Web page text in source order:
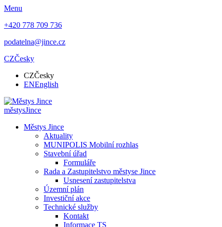
Menu
+420 778 709 736
podatelna@jince.cz
CZČesky
CZČesky
ENEnglish
městysJince
Městys Jince
Aktuality
MUNIPOLIS Mobilní rozhlas
Stavební úřad
Formuláře
Rada a Zastupitelstvo městyse Jince
Usnesení zastupitelstva
Územní plán
Investiční akce
Technické služby
Kontakt
Informace TS